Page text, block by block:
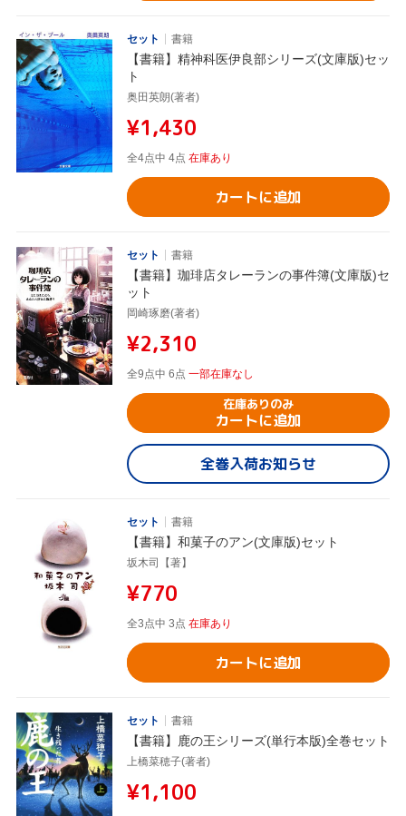
セット 書籍
【書籍】精神科医伊良部シリーズ(文庫版)セッ
ト
奥田英朗(著者)
¥1,430
全4点中 4点 在庫あり
カートに追加
セット 書籍
【書籍】珈琲店タレーランの事件簿(文庫版)セ
ット
岡崎琢磨(著者)
¥2,310
全9点中 6点 一部在庫なし
在庫ありのみ
カートに追加
全巻入荷お知らせ
セット 書籍
【書籍】和菓子のアン(文庫版)セット
坂木司【著】
¥770
全3点中 3点 在庫あり
カートに追加
セット 書籍
【書籍】鹿の王シリーズ(単行本版)全巻セット
上橋菜穂子(著者)
¥1,100